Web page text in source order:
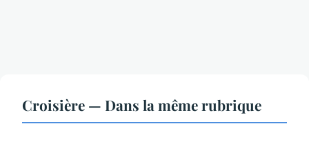
Croisière — Dans la même rubrique